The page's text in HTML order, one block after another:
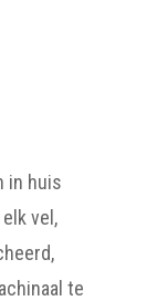
in huis
vel,
te